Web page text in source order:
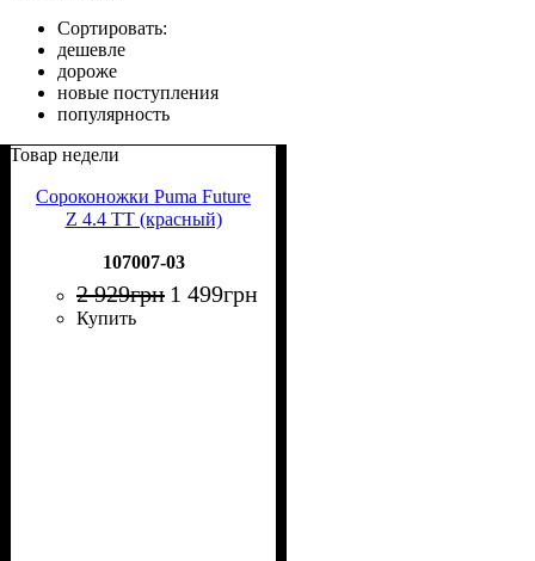
Сортировать:
дешевле
дороже
новые поступления
популярность
Товар недели
Сороконожки Puma Future
Z 4.4 TT (красный)
107007-03
2 929грн 1 499грн
Купить